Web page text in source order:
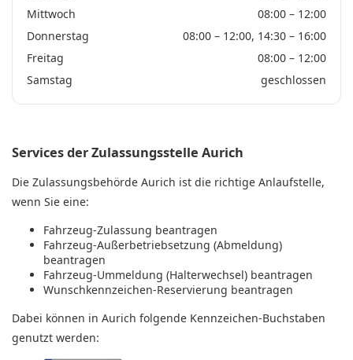
Mittwoch
08:00 – 12:00
Donnerstag
08:00 – 12:00, 14:30 – 16:00
Freitag
08:00 – 12:00
Samstag
geschlossen
Services der Zulassungsstelle Aurich
Die Zulassungsbehörde Aurich ist die richtige Anlaufstelle,
wenn Sie eine:
Fahrzeug-Zulassung beantragen
Fahrzeug-Außerbetriebsetzung (Abmeldung)
beantragen
Fahrzeug-Ummeldung (Halterwechsel) beantragen
Wunschkennzeichen-Reservierung beantragen
Dabei können in Aurich folgende Kennzeichen-Buchstaben
genutzt werden: